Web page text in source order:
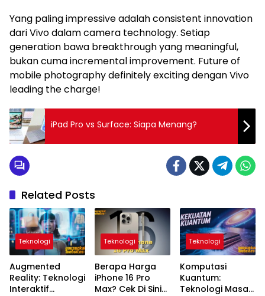
Yang paling impressive adalah consistent innovation
dari Vivo dalam camera technology. Setiap
generation bawa breakthrough yang meaningful,
bukan cuma incremental improvement. Future of
mobile photography definitely exciting dengan Vivo
leading the charge!
iPad Pro vs Surface: Siapa Menang?
Related Posts
Teknologi
Augmented
Reality: Teknologi
Interaktif
Teknologi
Berapa Harga
iPhone 16 Pro
Max? Cek Di Sini
Teknologi
Komputasi
Kuantum:
Teknologi Masa